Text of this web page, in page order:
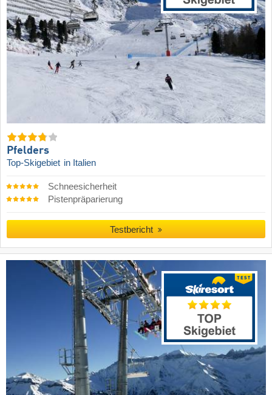
Pfelders
Top-Skigebiet in Italien
Schneesicherheit
Pistenpräparierung
Testbericht